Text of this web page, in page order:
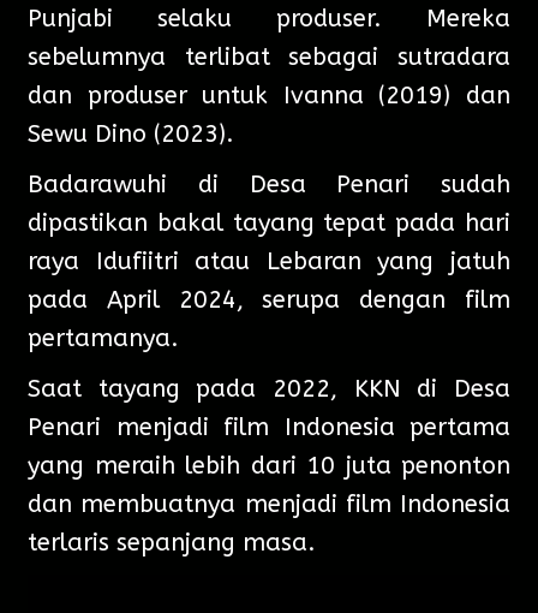
Punjabi selaku produser. Mereka
sebelumnya terlibat sebagai sutradara
dan produser untuk Ivanna (2019) dan
Sewu Dino (2023).
Badarawuhi di Desa Penari sudah
dipastikan bakal tayang tepat pada hari
raya Idufiitri atau Lebaran yang jatuh
pada April 2024, serupa dengan film
pertamanya.
Saat tayang pada 2022, KKN di Desa
Penari menjadi film Indonesia pertama
yang meraih lebih dari 10 juta penonton
dan membuatnya menjadi film Indonesia
terlaris sepanjang masa.